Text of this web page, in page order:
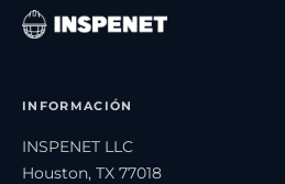
INFORMACIÓN
INSPENET LLC
Houston, TX 77018